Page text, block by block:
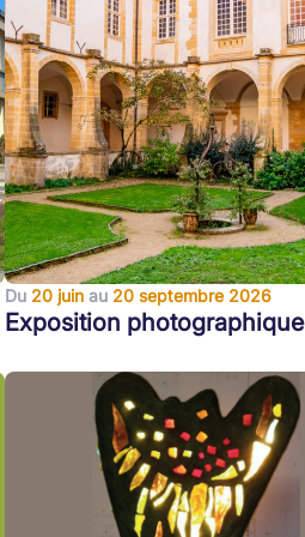
Du 20 juin au 20 septembre 2026
Exposition photographique